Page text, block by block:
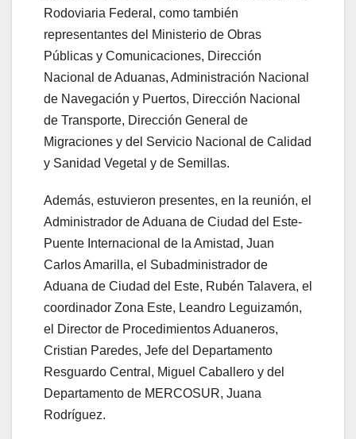
Rodoviaria Federal, como también
representantes del Ministerio de Obras
Públicas y Comunicaciones, Dirección
Nacional de Aduanas, Administración Nacional
de Navegación y Puertos, Dirección Nacional
de Transporte, Dirección General de
Migraciones y del Servicio Nacional de Calidad
y Sanidad Vegetal y de Semillas.
Además, estuvieron presentes, en la reunión, el
Administrador de Aduana de Ciudad del Este-
Puente Internacional de la Amistad, Juan
Carlos Amarilla, el Subadministrador de
Aduana de Ciudad del Este, Rubén Talavera, el
coordinador Zona Este, Leandro Leguizamón,
el Director de Procedimientos Aduaneros,
Cristian Paredes, Jefe del Departamento
Resguardo Central, Miguel Caballero y del
Departamento de MERCOSUR, Juana
Rodríguez.